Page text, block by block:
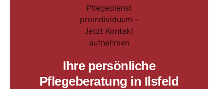
Ihre persönliche
Pflegeberatung in Ilsfeld